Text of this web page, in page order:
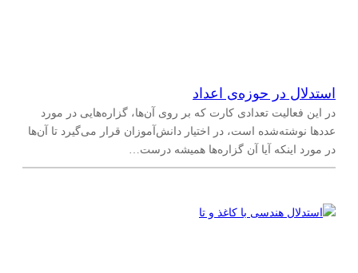
استدلال در حوزه‌ی اعداد
در این فعالیت تعدادی کارت که بر روی آن‌ها، گزاره‌هایی در مورد
عددها نوشته‌شده است، در اختیار دانش‌آموزان قرار می‌گیرد تا آن‌ها
در مورد اینکه آیا آن گزاره‌ها همیشه درست…